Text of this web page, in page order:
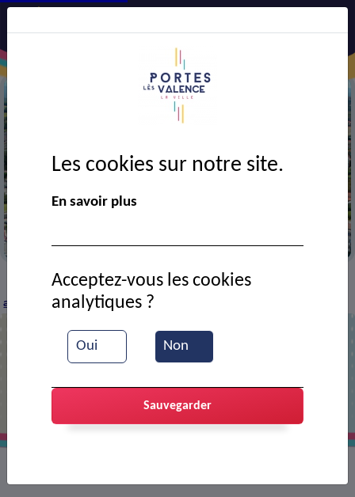
> CADRE DE VIE > Economie >Entreprises et
artisans
>ZINGUERIE PORTOISE
Les cookies sur notre site.
En savoir plus
Oui Non
Acceptez-vous les cookies
analytiques ?
Sauvegarder